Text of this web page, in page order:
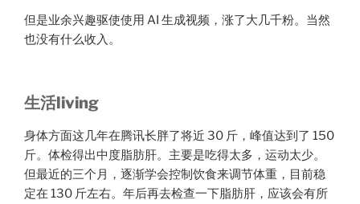
但是业余兴趣驱使使用 AI 生成视频，涨了大几千粉。当然
也没有什么收入。
生活living
身体方面这几年在腾讯长胖了将近 30 斤，峰值达到了 150
斤。体检得出中度脂肪肝。主要是吃得太多，运动太少。
但最近的三个月，逐渐学会控制饮食来调节体重，目前稳
定在 130 斤左右。年后再去检查一下脂肪肝，应该会有所